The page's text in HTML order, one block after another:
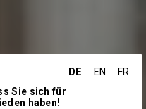
DE EN
FR
Sie sich für
haben!